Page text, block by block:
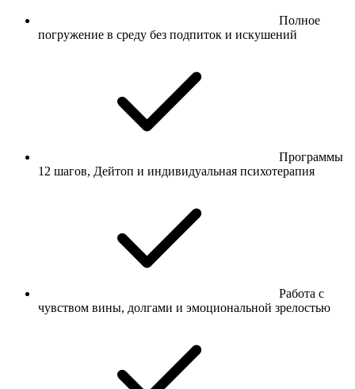
Полное
погружение в среду без подпиток и искушений
Программы
12 шагов, Дейтоп и индивидуальная психотерапия
Работа с
чувством вины, долгами и эмоциональной зрелостью